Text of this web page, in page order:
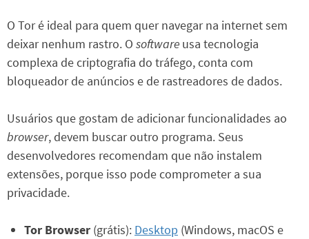
O Tor é ideal para quem quer navegar na internet sem
deixar nenhum rastro. O software usa tecnologia
complexa de criptografia do tráfego, conta com
bloqueador de anúncios e de rastreadores de dados.
Usuários que gostam de adicionar funcionalidades ao
browser, devem buscar outro programa. Seus
desenvolvedores recomendam que não instalem
extensões, porque isso pode comprometer a sua
privacidade.
Tor Browser (grátis): Desktop (Windows, macOS e